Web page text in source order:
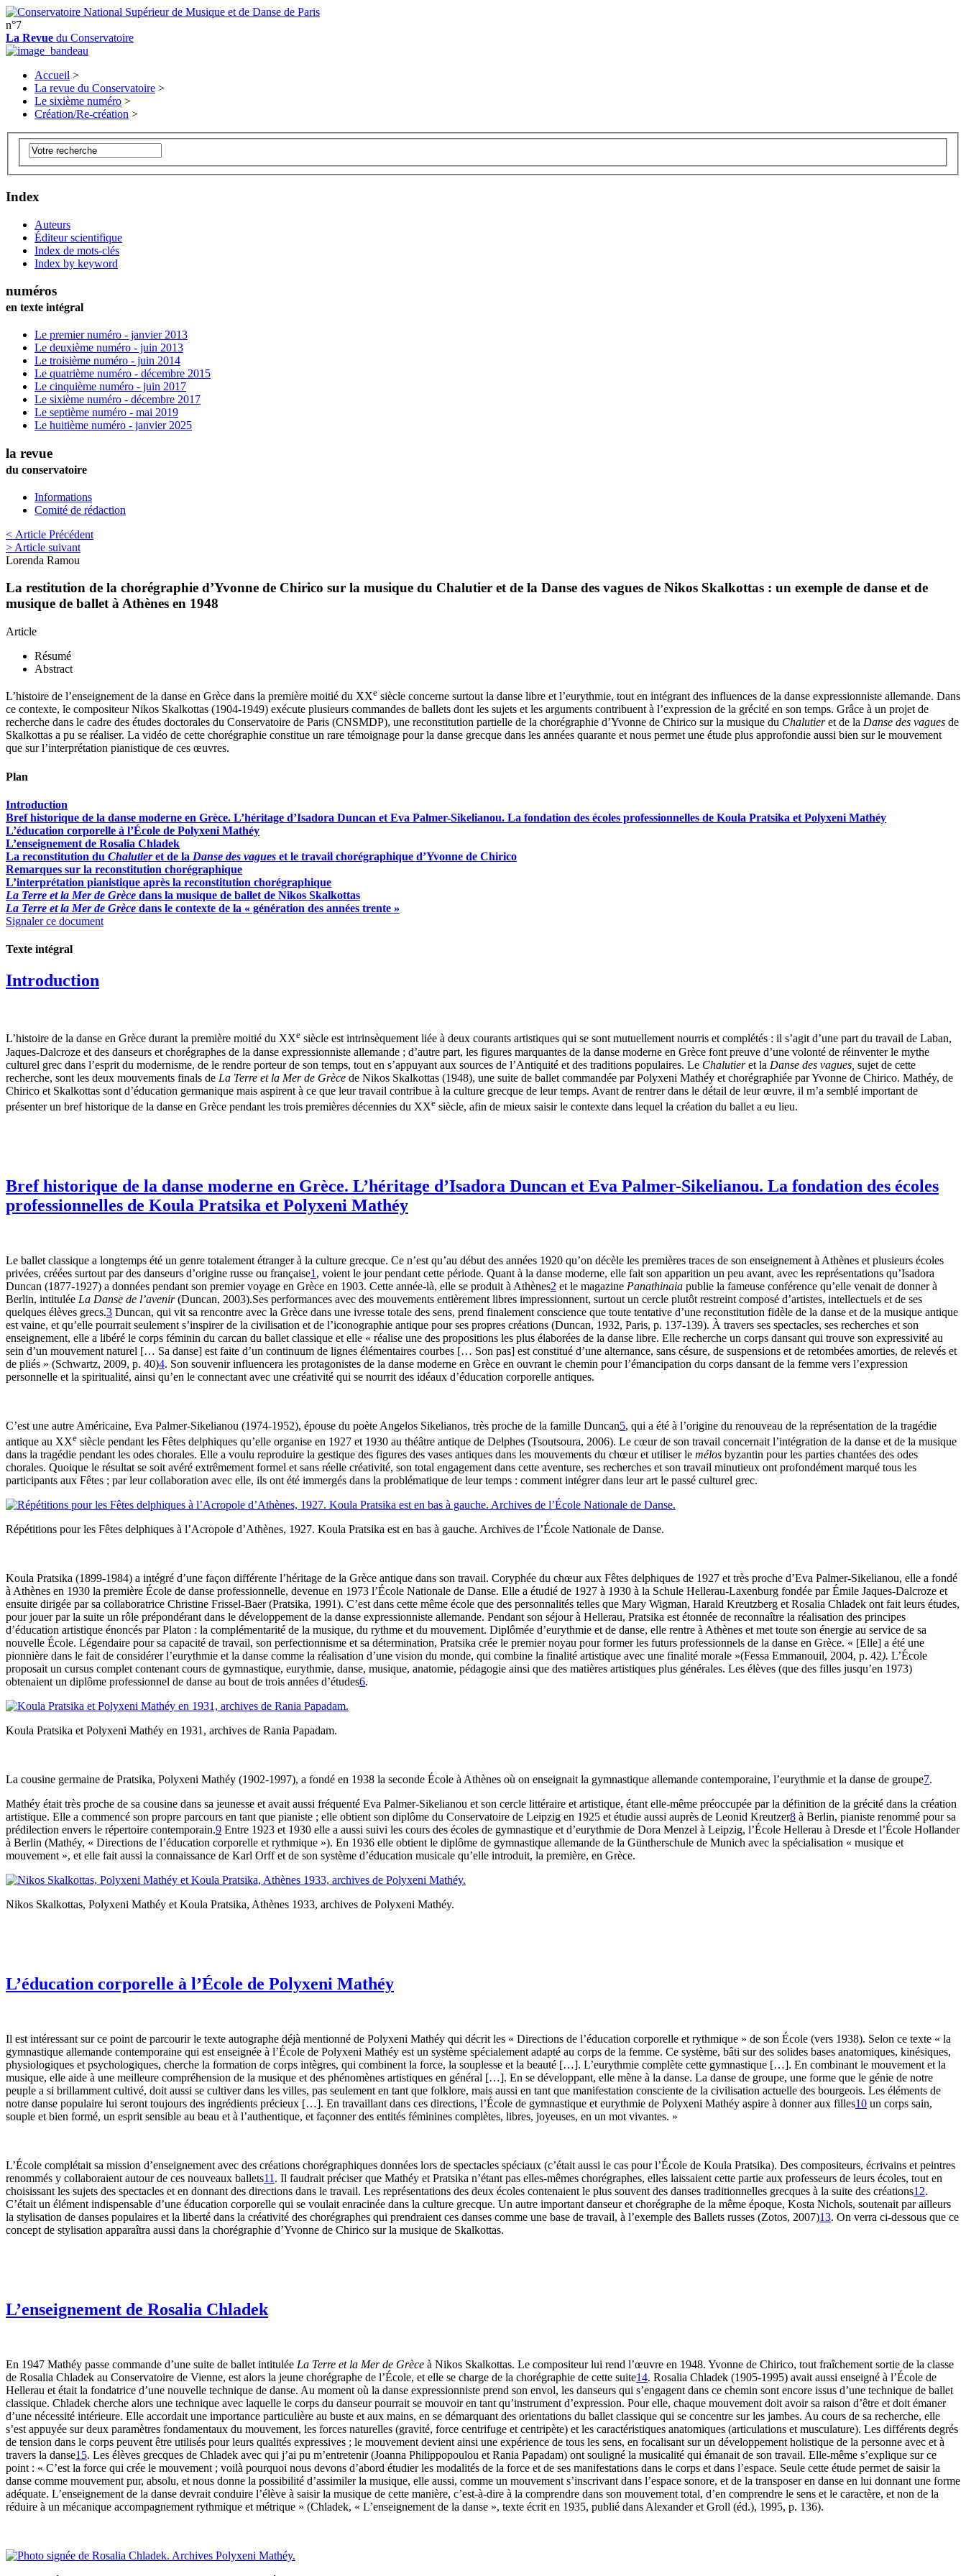
n°7
La Revue du Conservatoire
Accueil >
La revue du Conservatoire >
Le sixième numéro >
Création/Re-création >
Index
Auteurs
Éditeur scientifique
Index de mots-clés
Index by keyword
numéros
en texte intégral
Le premier numéro - janvier 2013
Le deuxième numéro - juin 2013
Le troisième numéro - juin 2014
Le quatrième numéro - décembre 2015
Le cinquième numéro - juin 2017
Le sixième numéro - décembre 2017
Le septième numéro - mai 2019
Le huitième numéro - janvier 2025
la revue
du conservatoire
Informations
Comité de rédaction
< Article Précédent
> Article suivant
Lorenda Ramou
La restitution de la chorégraphie d’Yvonne de Chirico sur la musique du Chalutier et de la Danse des vagues de Nikos Skalkottas : un exemple de danse et de
musique de ballet à Athènes en 1948
Article
Résumé
Abstract
L’histoire de l’enseignement de la danse en Grèce dans la première moitié du XXe siècle concerne surtout la danse libre et l’eurythmie, tout en intégrant des influences de la danse expressionniste allemande. Dans
ce contexte, le compositeur Nikos Skalkottas (1904-1949) exécute plusieurs commandes de ballets dont les sujets et les arguments contribuent à l’expression de la grécité en son temps. Grâce à un projet de
recherche dans le cadre des études doctorales du Conservatoire de Paris (CNSMDP), une reconstitution partielle de la chorégraphie d’Yvonne de Chirico sur la musique du Chalutieret de la Danse des vagues de
Skalkottas a pu se réaliser. La vidéo de cette chorégraphie constitue un rare témoignage pour la danse grecque dans les années quarante et nous permet une étude plus approfondie aussi bien sur le mouvement
que sur l’interprétation pianistique de ces œuvres.
Plan
Introduction
Bref historique de la danse moderne en Grèce. L’héritage d’Isadora Duncan et Eva Palmer-Sikelianou. La fondation des écoles professionnelles de Koula Pratsika et Polyxeni Mathéy
L’éducation corporelle à l’École de Polyxeni Mathéy
L’enseignement de Rosalia Chladek
La reconstitution du Chalutieret de la Danse des vagues et le travail chorégraphique d’Yvonne de Chirico
Remarques sur la reconstitution chorégraphique
L’interprétation pianistique après la reconstitution chorégraphique
La Terre et la Mer de Grèce dans la musique de ballet de Nikos Skalkottas
La Terre et la Mer de Grèce dans le contexte de la « génération des années trente »
Signaler ce document
Texte intégral
Introduction
L’histoire de la danse en Grèce durant la première moitié du XXe siècle est intrinsèquement liée à deux courants artistiques qui se sont mutuellement nourris et complétés : il s’agit d’une part du travail de Laban,
Jaques-Dalcroze et des danseurs et chorégraphes de la danse expressionniste allemande ; d’autre part, les figures marquantes de la danse moderne en Grèce font preuve d’une volonté de réinventer le mythe
culturel grec dans l’esprit du modernisme, de le rendre porteur de son temps, tout en s’appuyant aux sources de l’Antiquité et des traditions populaires. Le Chalutieret la Danse des vagues, sujet de cette
recherche, sont les deux mouvements finals de La Terre et la Mer de Grèce de Nikos Skalkottas (1948), une suite de ballet commandée par Polyxeni Mathéy et chorégraphiée par Yvonne de Chirico. Mathéy, de
Chirico et Skalkottas sont d’éducation germanique mais aspirent à ce que leur travail contribue à la culture grecque de leur temps. Avant de rentrer dans le détail de leur œuvre, il m’a semblé important de
présenter un bref historique de la danse en Grèce pendant les trois premières décennies du XXe siècle, afin de mieux saisir le contexte dans lequel la création du ballet a eu lieu.
Bref historique de la danse moderne en Grèce. L’héritage d’Isadora Duncan et Eva Palmer-Sikelianou. La fondation des écoles
professionnelles de Koula Pratsika et Polyxeni Mathéy
Le ballet classique a longtemps été un genre totalement étranger à la culture grecque. Ce n’est qu’au début des années 1920 qu’on décèle les premières traces de son enseignement à Athènes et plusieurs écoles
privées, créées surtout par des danseurs d’origine russe ou française1 , voient le jour pendant cette période. Quant à la danse moderne, elle fait son apparition un peu avant, avec les représentations qu’Isadora
Duncan (1877-1927) a données pendant son premier voyage en Grèce en 1903. Cette année-là, elle se produit à Athènes2 et le magazine Panathinaia publie la fameuse conférence qu’elle venait de donner à
Berlin, intitulée La Danse de l’avenir(Duncan, 2003).Ses performances avec des mouvements entièrement libres impressionnent, surtout un cercle plutôt restreint composé d’artistes, intellectuels et de ses
quelques élèves grecs.3 Duncan, qui vit sa rencontre avec la Grèce dans une ivresse totale des sens, prend finalement conscience que toute tentative d’une reconstitution fidèle de la danse et de la musique antique
est vaine, et qu’elle pourrait seulement s’inspirer de la civilisation et de l’iconographie antique pour ses propres créations (Duncan, 1932, Paris, p. 137-139). À travers ses spectacles, ses recherches et son
enseignement, elle a libéré le corps féminin du carcan du ballet classique et elle « réalise une des propositions les plus élaborées de la danse libre. Elle recherche un corps dansant qui trouve son expressivité au
sein d’un mouvement naturel [… Sa danse] est faite d’un continuum de lignes élémentaires courbes [… Son pas] est constitué d’une alternance, sans césure, de suspensions et de retombées amorties, de relevés et
de pliés » (Schwartz, 2009, p. 40)4. Son souvenir influencera les protagonistes de la danse moderne en Grèce en ouvrant le chemin pour l’émancipation du corps dansant de la femme vers l’expression
personnelle et la spiritualité, ainsi qu’en le connectant avec une créativité qui se nourrit des idéaux d’éducation corporelle antiques.
C’est une autre Américaine, Eva Palmer-Sikelianou (1974-1952), épouse du poète Angelos Sikelianos, très proche de la famille Duncan5, qui a été à l’origine du renouveau de la représentation de la tragédie
antique au XXe siècle pendant les Fêtes delphiques qu’elle organise en 1927 et 1930 au théâtre antique de Delphes (Tsoutsoura, 2006). Le cœur de son travail concernait l’intégration de la danse et de la musique
dans la tragédie pendant les odes chorales. Elle a voulu reproduire la gestique des figures des vases antiques dans les mouvements du chœur et utiliser le mélos byzantin pour les parties chantées des odes
chorales. Quoique le résultat se soit avéré extrêmement formel et sans réelle créativité, son total engagement dans cette aventure, ses recherches et son travail minutieux ont profondément marqué tous les
participants aux Fêtes ; par leur collaboration avec elle, ils ont été immergés dans la problématique de leur temps : comment intégrer dans leur art le passé culturel grec.
Répétitions pour les Fêtes delphiques à l’Acropole d’Athènes, 1927. Koula Pratsika est en bas à gauche. Archives de l’École Nationale de Danse.
Koula Pratsika (1899-1984) a intégré d’une façon différente l’héritage de la Grèce antique dans son travail. Coryphée du chœur aux Fêtes delphiques de 1927 et très proche d’Eva Palmer-Sikelianou, elle a fondé
à Athènes en 1930 la première École de danse professionnelle, devenue en 1973 l’École Nationale de Danse. Elle a étudié de 1927 à 1930 à la Schule Hellerau-Laxenburg fondée par Émile Jaques-Dalcroze et
ensuite dirigée par sa collaboratrice Christine Frissel-Baer (Pratsika, 1991). C’est dans cette même école que des personnalités telles que Mary Wigman, Harald Kreutzberg et Rosalia Chladek ont fait leurs études,
pour jouer par la suite un rôle prépondérant dans le développement de la danse expressionniste allemande. Pendant son séjour à Hellerau, Pratsika est étonnée de reconnaître la réalisation des principes
d’éducation artistique énoncés par Platon : la complémentarité de la musique, du rythme et du mouvement. Diplômée d’eurythmie et de danse, elle rentre à Athènes et met toute son énergie au service de sa
nouvelle École. Légendaire pour sa capacité de travail, son perfectionnisme et sa détermination, Pratsika crée le premier noyau pour former les futurs professionnels de la danse en Grèce. « [Elle] a été une
pionnière dans le fait de considérer l’eurythmie et la danse comme la réalisation d’une vision du monde, qui combine la finalité artistique avec une finalité morale »(Fessa Emmanouil, 2004, p. 42). L’École
proposait un cursus complet contenant cours de gymnastique, eurythmie, danse, musique, anatomie, pédagogie ainsi que des matières artistiques plus générales. Les élèves (que des filles jusqu’en 1973)
obtenaient un diplôme professionnel de danse au bout de trois années d’études6.
Koula Pratsika et Polyxeni Mathéy en 1931, archives de Rania Papadam.
La cousine germaine de Pratsika, Polyxeni Mathéy (1902-1997), a fondé en 1938 la seconde École à Athènes où on enseignait la gymnastique allemande contemporaine, l’eurythmie et la danse de groupe7.
Mathéy était très proche de sa cousine dans sa jeunesse et avait aussi fréquenté Eva Palmer-Sikelianou et son cercle littéraire et artistique, étant elle-même préoccupée par la définition de la grécité dans la création
artistique. Elle a commencé son propre parcours en tant que pianiste ; elle obtient son diplôme du Conservatoire de Leipzig en 1925 et étudie aussi auprès de Leonid Kreutzer8 à Berlin, pianiste renommé pour sa
prédilection envers le répertoire contemporain.9 Entre 1923 et 1930 elle a aussi suivi les cours des écoles de gymnastique et d’eurythmie de Dora Menzel à Leipzig, l’École Hellerau à Dresde et l’École Hollander
à Berlin (Mathéy, « Directions de l’éducation corporelle et rythmique »). En 1936 elle obtient le diplôme de gymnastique allemande de la Güntherschule de Munich avec la spécialisation « musique et
mouvement », et elle fait aussi la connaissance de Karl Orff et de son système d’éducation musicale qu’elle introduit, la première, en Grèce.
Nikos Skalkottas, Polyxeni Mathéy et Koula Pratsika, Athènes 1933, archives de Polyxeni Mathéy.
L’éducation corporelle à l’École de Polyxeni Mathéy
Il est intéressant sur ce point de parcourir le texte autographe déjà mentionné de Polyxeni Mathéy qui décrit les « Directions de l’éducation corporelle et rythmique » de son École (vers 1938). Selon ce texte « la
gymnastique allemande contemporaine qui est enseignée à l’École de Polyxeni Mathéy est un système spécialement adapté au corps de la femme. Ce système, bâti sur des solides bases anatomiques, kinésiques,
physiologiques et psychologiques, cherche la formation de corps intègres, qui combinent la force, la souplesse et la beauté […]. L’eurythmie complète cette gymnastique […]. En combinant le mouvement et la
musique, elle aide à une meilleure compréhension de la musique et des phénomènes artistiques en général […]. Εn se développant, elle mène à la danse. La danse de groupe, une forme que le génie de notre
peuple a si brillamment cultivé, doit aussi se cultiver dans les villes, pas seulement en tant que folklore, mais aussi en tant que manifestation consciente de la civilisation actuelle des bourgeois. Les éléments de
notre danse populaire lui seront toujours des ingrédients précieux […]. En travaillant dans ces directions, l’École de gymnastique et eurythmie de Polyxeni Mathéy aspire à donner aux filles10 un corps sain,
souple et bien formé, un esprit sensible au beau et à l’authentique, et façonner des entités féminines complètes, libres, joyeuses, en un mot vivantes. »
L’École complétait sa mission d’enseignement avec des créations chorégraphiques données lors de spectacles spéciaux (c’était aussi le cas pour l’École de Koula Pratsika). Des compositeurs, écrivains et peintres
renommés y collaboraient autour de ces nouveaux ballets11 . Il faudrait préciser que Mathéy et Pratsika n’étant pas elles-mêmes chorégraphes, elles laissaient cette partie aux professeurs de leurs écoles, tout en
choisissant les sujets des spectacles et en donnant des directions dans le travail. Les représentations des deux écoles contenaient le plus souvent des danses traditionnelles grecques à la suite des créations12.
C’était un élément indispensable d’une éducation corporelle qui se voulait enracinée dans la culture grecque. Un autre important danseur et chorégraphe de la même époque, Kosta Nichols, soutenait par ailleurs
la stylisation de danses populaires et la liberté dans la créativité des chorégraphes qui prendraient ces danses comme une base de travail, à l’exemple des Ballets russes (Zotos, 2007)13. On verra ci-dessous que ce
concept de stylisation apparaîtra aussi dans la chorégraphie d’Yvonne de Chirico sur la musique de Skalkottas.
L’enseignement de Rosalia Chladek
En 1947 Mathéy passe commande d’une suite de ballet intitulée La Terre et la Mer de Grèce à Nikos Skalkottas. Le compositeur lui rend l’œuvre en 1948. Yvonne de Chirico, tout fraîchement sortie de la classe
de Rosalia Chladek au Conservatoire de Vienne, est alors la jeune chorégraphe de l’École, et elle se charge de la chorégraphie de cette suite14. Rosalia Chladek (1905-1995) avait aussi enseigné à l’École de
Hellerau et était la fondatrice d’une nouvelle technique de danse. Au moment où la danse expressionniste prend son envol, les danseurs qui s’engagent dans ce chemin sont encore issus d’une technique de ballet
classique. Chladek cherche alors une technique avec laquelle le corps du danseur pourrait se mouvoir en tant qu’instrument d’expression. Pour elle, chaque mouvement doit avoir sa raison d’être et doit émaner
d’une nécessité intérieure. Elle accordait une importance particulière au buste et aux mains, en se démarquant des orientations du ballet classique qui se concentre sur les jambes. Au cours de sa recherche, elle
s’est appuyée sur deux paramètres fondamentaux du mouvement, les forces naturelles (gravité, force centrifuge et centripète) et les caractéristiques anatomiques (articulations et musculature). Les différents degrés
de tension dans le corps peuvent être utilisés pour leurs qualités expressives ; le mouvement devient ainsi une expérience de tous les sens, en focalisant sur un développement holistique de la personne avec et à
travers la danse15. Les élèves grecques de Chladek avec qui j’ai pu m’entretenir (Joanna Philippopoulou et Rania Papadam) ont souligné la musicalité qui émanait de son travail. Elle-même s’explique sur ce
point : « C’est la force qui crée le mouvement ; voilà pourquoi nous devons d’abord étudier les modalités de la force et de ses manifestations dans le corps et dans l’espace. Seule cette étude permet de saisir la
danse comme mouvement pur, absolu, et nous donne la possibilité d’assimiler la musique, elle aussi, comme un mouvement s’inscrivant dans l’espace sonore, et de la transposer en danse en lui donnant une forme
adéquate. L’enseignement de la danse devrait conduire l’élève à saisir la musique de cette manière, c’est-à-dire à la comprendre dans son mouvement total, d’en comprendre le sens et le caractère, et non de la
réduire à un mécanique accompagnement rythmique et métrique » (Chladek, « L’enseignement de la danse », texte écrit en 1935, publié dans Alexander et Groll (éd.), 1995, p. 136).